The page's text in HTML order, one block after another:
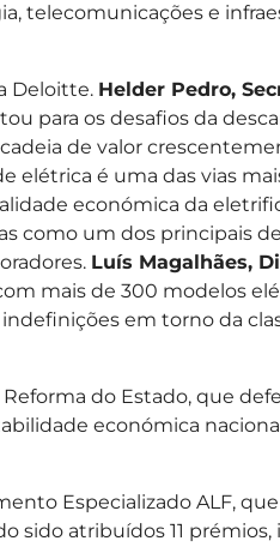
telecomunicações e
Deloitte. Helder Pedro,
para os desafios da
de valor
elétrica é uma das vias
económica da
como um dos principais
Luís Magalhães,
mais de 300 modelos
em torno da
do Estado, que
económica
Especializado ALF,
sido atribuídos 11 prémios,